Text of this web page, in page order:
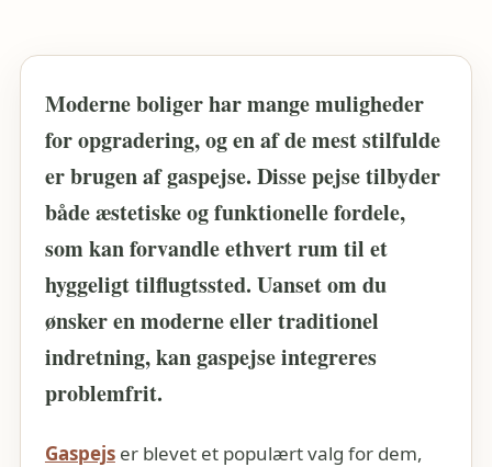
Moderne boliger har mange muligheder
for opgradering, og en af de mest stilfulde
er brugen af gaspejse. Disse pejse tilbyder
både æstetiske og funktionelle fordele,
som kan forvandle ethvert rum til et
hyggeligt tilflugtssted. Uanset om du
ønsker en moderne eller traditionel
indretning, kan gaspejse integreres
problemfrit.
Gaspejser blevet et populært valg for dem,